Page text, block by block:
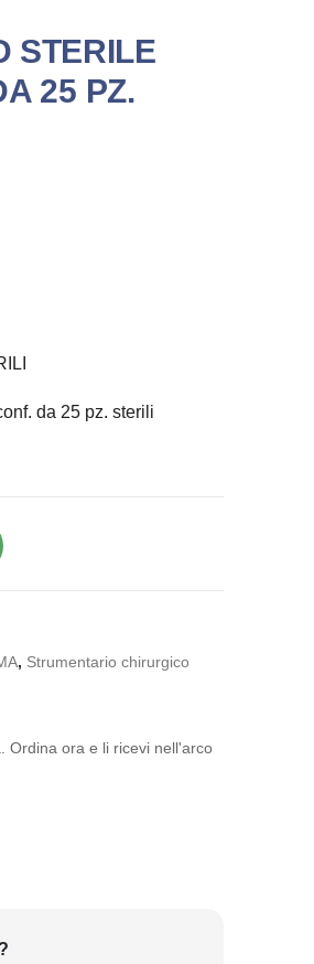
STERILE
25 PZ.
da 25 pz. sterili
, Strumentario chirurgico
Ordina ora e li ricevi nell'arco